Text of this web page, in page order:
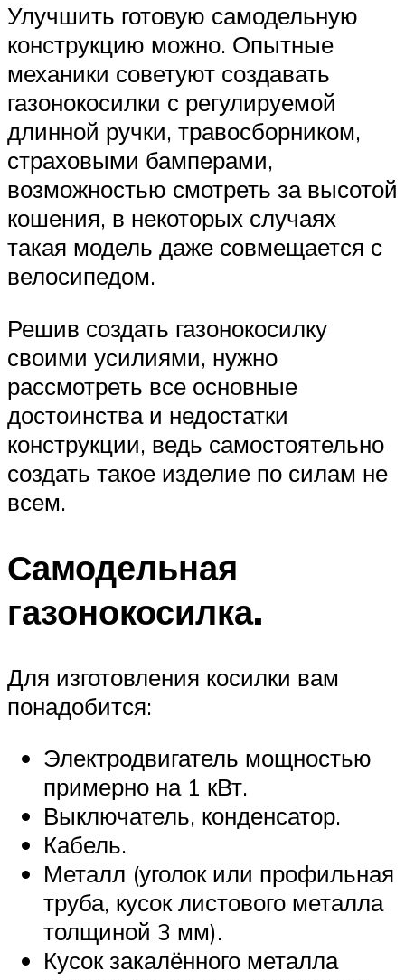
Улучшить готовую самодельную
конструкцию можно. Опытные
механики советуют создавать
газонокосилки с регулируемой
длинной ручки, травосборником,
страховыми бамперами,
возможностью смотреть за высотой
кошения, в некоторых случаях
такая модель даже совмещается с
велосипедом.
Решив создать газонокосилку
своими усилиями, нужно
рассмотреть все основные
достоинства и недостатки
конструкции, ведь самостоятельно
создать такое изделие по силам не
всем.
Самодельная
газонокосилка.
Для изготовления косилки вам
понадобится:
Электродвигатель мощностью
примерно на 1 кВт.
Выключатель, конденсатор.
Кабель.
Металл (уголок или профильная
труба, кусок листового металла
толщиной 3 мм).
Кусок закалённого металла